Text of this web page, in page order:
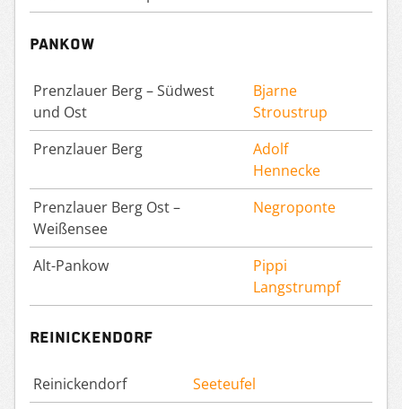
Pankow
Prenzlauer Berg – Südwest
und Ost
Bjarne
Stroustrup
Prenzlauer Berg
Adolf
Hennecke
Prenzlauer Berg Ost –
Weißensee
Negroponte
Alt-Pankow
Pippi
Langstrumpf
Reinickendorf
Reinickendorf
Seeteufel